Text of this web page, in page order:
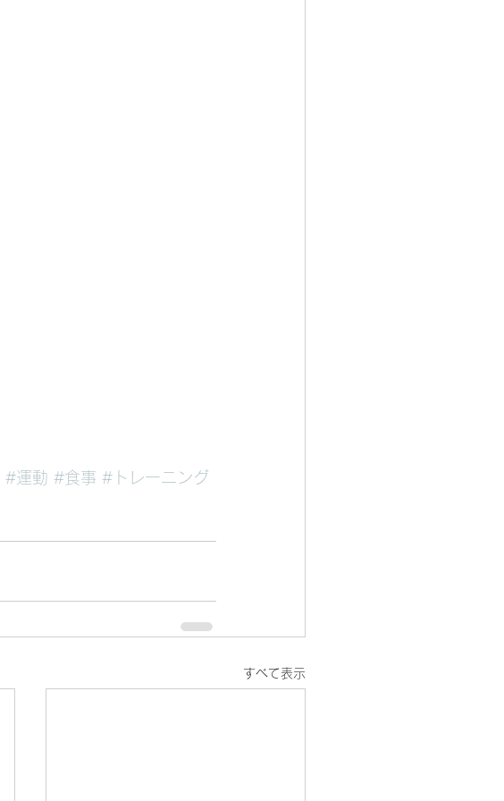
#運動 #食事 #トレーニング
すべて表示